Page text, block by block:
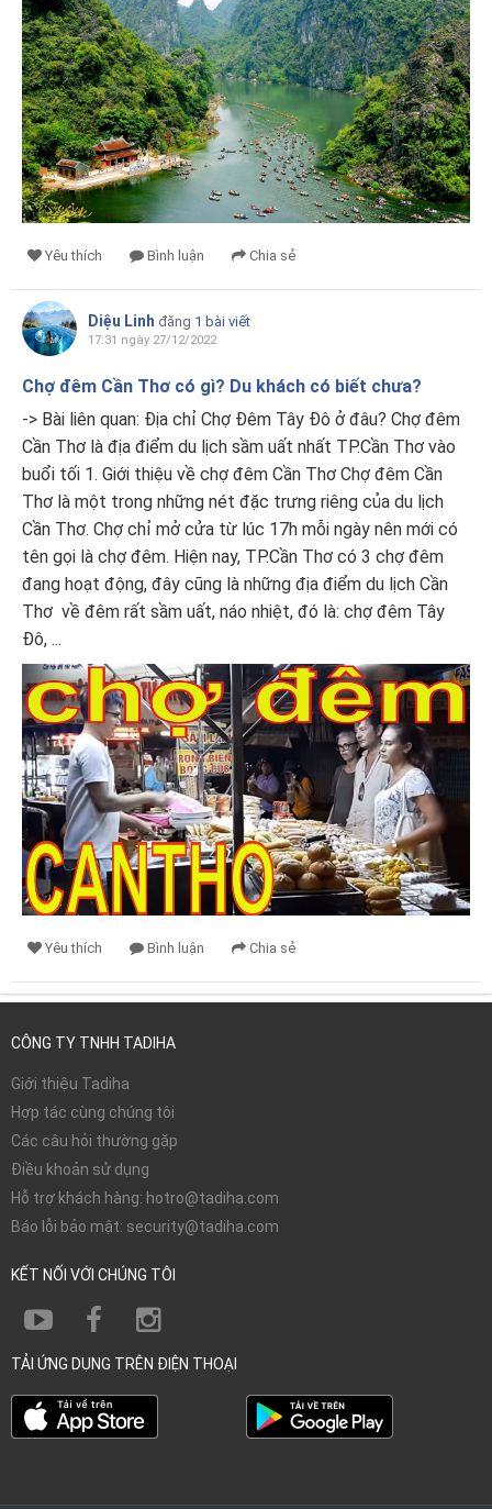
Yêu thích Bình luận Chia sẻ
Diệu Linh đăng 1 bài viết
17:31 ngày 27/12/2022
Chợ đêm Cần Thơ có gì? Du khách có biết chưa?
-> Bài liên quan: Địa chỉ Chợ Đêm Tây Đô ở đâu? Chợ đêm
Cần Thơ là địa điểm du lịch sầm uất nhất TP.Cần Thơ vào
buổi tối 1. Giới thiệu về chợ đêm Cần Thơ Chợ đêm Cần
Thơ là một trong những nét đặc trưng riêng của du lịch
Cần Thơ. Chợ chỉ mở cửa từ lúc 17h mỗi ngày nên mới có
tên gọi là chợ đêm. Hiện nay, TP.Cần Thơ có 3 chợ đêm
đang hoạt động, đây cũng là những địa điểm du lịch Cần
Thơ về đêm rất sầm uất, náo nhiệt, đó là: chợ đêm Tây
Đô, ...
Yêu thích Bình luận Chia sẻ
CÔNG TY TNHH TADIHA
Giới thiệu Tadiha
Hợp tác cùng chúng tôi
Các câu hỏi thường gặp
Điều khoản sử dụng
Hỗ trợ khách hàng: hotro@tadiha.com
Báo lỗi bảo mật: security@tadiha.com
KẾT NỐI VỚI CHÚNG TÔI
TẢI ỨNG DỤNG TRÊN ĐIỆN THOẠI